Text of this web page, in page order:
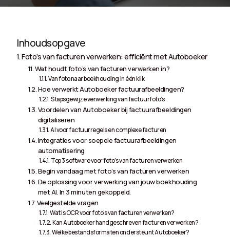
Inhoudsopgave
Foto’s van facturen verwerken: efficiënt met Autoboeker
Wat houdt foto’s van facturen verwerken in?
Van foto naar boekhouding in één klik
Hoe verwerkt Autoboeker factuurafbeeldingen?
Stapsgewijze verwerking van factuurfoto’s
Voordelen van Autoboeker bij factuurafbeeldingen
digitaliseren
AI voor factuurregels en complexe facturen
Integraties voor soepele factuurafbeeldingen
automatisering
Top 3 software voor foto’s van facturen verwerken
Begin vandaag met foto’s van facturen verwerken
De oplossing voor verwerking van jouw boekhouding
met AI. In 3 minuten gekoppeld.
Veelgestelde vragen
Wat is OCR voor foto’s van facturen verwerken?
Kan Autoboeker handgeschreven facturen verwerken?
Welke bestandsformaten ondersteunt Autoboeker?